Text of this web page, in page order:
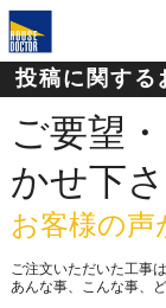
投稿に関する
ご要望
かせ下さ
お客様の声
ご注文いただいた工事
あんな事、こんな事、